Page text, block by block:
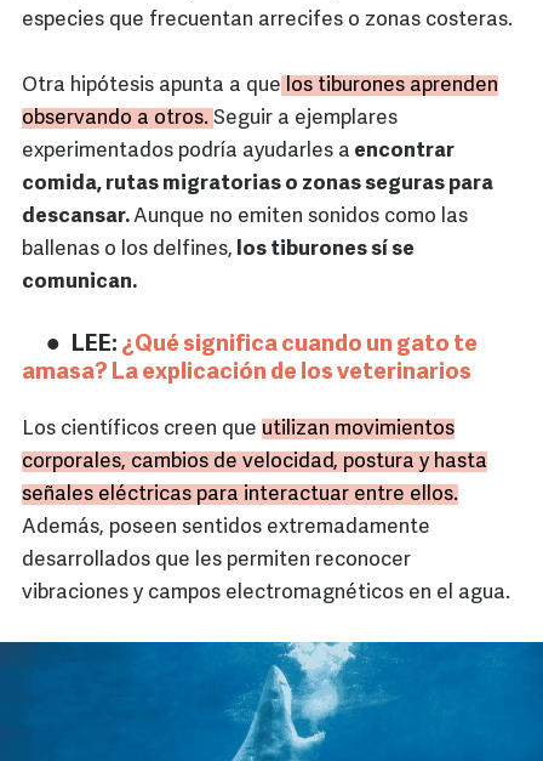
especies que frecuentan arrecifes o zonas costeras.
Otra hipótesis apunta a que los tiburones aprenden
observando a otros. Seguir a ejemplares
experimentados podría ayudarles a encontrar
comida, rutas migratorias o zonas seguras para
descansar.Aunque no emiten sonidos como las
ballenas o los delfines, los tiburones sí se
comunican.
LEE: ¿Qué significa cuando un gato te
amasa? La explicación de los veterinarios
Los científicos creen que utilizan movimientos
corporales, cambios de velocidad, postura y hasta
señales eléctricas para interactuar entre ellos.
Además, poseen sentidos extremadamente
desarrollados que les permiten reconocer
vibraciones y campos electromagnéticos en el agua.